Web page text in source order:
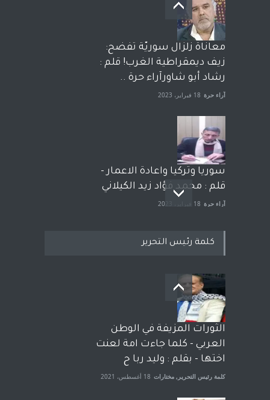
معاناة زلزال سوريّة تفضح:
زيف ديمقراطية الغرب! قلم :
رشاد أبو شاورآراء حرة ..
آراء حرة 18 فبراير، 2023
سوريا وتركيا واعادة الاعمار -
قلم : محمد فؤاد زيد الكيلاني
آراء حرة 18 فبراير، 2023
بعد معارك قضائية طاحنة كتب
وترافع فيها بنفسه مرة اخرى..
الشيخ طارق يوسف يقهر
الحكومة الأمريكية ، فأعطوه
الجنسية عن يد وهم صاغرون،
آراء حرة مختارات 7 أبريل، 2023
كلمة رئيس التحرير
الثورات المزيفة في الوطن
العربي - كلما جاءت امة لعنت
اختها - بقلم : وليد ربا ح
كلمة رئيس التحرير , مختارات 18 أغسطس، 2021